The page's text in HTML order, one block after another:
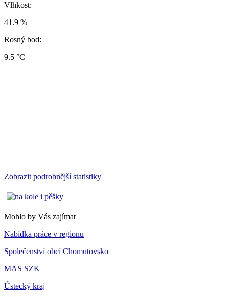
Vlhkost:
41.9 %
Rosný bod:
9.5 °C
Zobrazit podrobnější statistiky
Mohlo by Vás zajímat
Nabídka práce v regionu
Společenství obcí Chomutovsko
MAS SZK
Ústecký kraj